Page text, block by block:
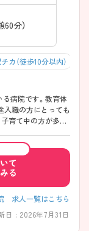
分）
カ（徒歩10分以内）
病院です。教育体
入職の方にとっても
育て中の方が多く
て
る
求人一覧はこちら
日 : 2026年7月31日